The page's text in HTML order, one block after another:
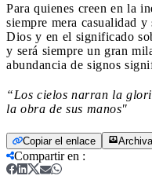
Para quienes creen en la
siempre mera casualidad
Dios y en el significado
y será siempre un gran
abundancia de signos
“Los cielos narran la
la obra de sus manos"
Copiar el enlace
Compartir en :